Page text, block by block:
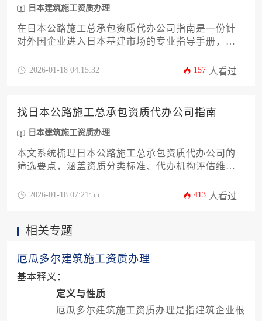
日本建筑施工资质办理
在日本公路施工总承包资质代办公司指南是一份针
对外国企业进入日本基建市场的专业指导手册，涵
准及风险防范措施等核心内容，帮助企业高效获取
2026-01-18 04:15:32 157 人看过
找日本公路施工总承包资质代办公司指南
日本建筑施工资质办理
本文系统梳理日本公路施工总承包资质代办公司的
筛选要点，涵盖资质分类标准、代办机构评估维
本基建市场的企业提供实操性指引，重点解析日本
2026-01-18 07:21:55 413 人看过
相关专题
厄瓜多尔建筑施工资质办理
基本释义：
定义与性质
厄瓜多尔建筑施工资质办理是指建筑企业根